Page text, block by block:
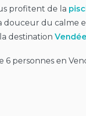
profitent de la
du calme
destination
personnes en